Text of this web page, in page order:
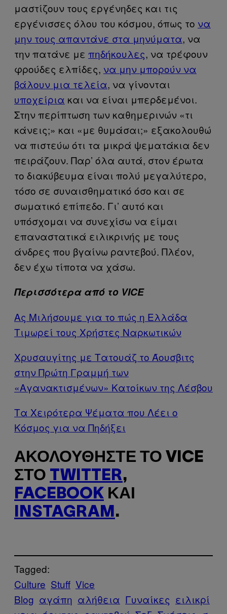
μαστίζουν τους εργένηδες και τις
εργένισσες όλου του κόσμου, όπως το να
μην τους απαντάνε στα μηνύματα, να
την πατάνε με πηδήκουλες, να τρέφουν
φρούδες ελπίδες, να μην μπορούν να
βάλουν μια τελεία, να γίνονται
υποχείρια και να είναι μπερδεμένοι.
Στην περίπτωση των καθημερινών «τι
κάνεις;» και «με θυμάσαι;» εξακολουθώ
να πιστεύω ότι τα μικρά ψεματάκια δεν
πειράζουν. Παρ’ όλα αυτά, στον έρωτα
το διακύβευμα είναι πολύ μεγαλύτερο,
τόσο σε συναισθηματικό όσο και σε
σωματικό επίπεδο. Γι’ αυτό και
υπόσχομαι να συνεχίσω να είμαι
επαναστατικά ειλικρινής με τους
άνδρες που βγαίνω ραντεβού. Πλέον,
δεν έχω τίποτα να χάσω.
Περισσότερα από το VICE
Ας Μιλήσουμε για το πώς η Ελλάδα
Τιμωρεί τους Χρήστες Ναρκωτικών
Χρυσαυγίτης με Τατουάζ το Άουσβιτς
στην Πρώτη Γραμμή των
«Αγανακτισμένων» Κατοίκων της Λέσβου
Τα Χειρότερα Ψέματα που Λέει ο
Κόσμος για να Πηδήξει
ΑΚΟΛΟΥΘΉΣΤΕ ΤΟ VICE
ΣΤΟ TWITTER,
FACEBOOK ΚΑΙ
INSTAGRAM .
Tagged:
Culture Stuff Vice
Blog αγάπη αλήθεια Γυναίκες ειλικρί